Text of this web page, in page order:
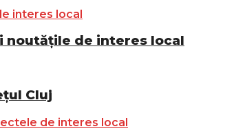
noutățile de interes local
Cluj